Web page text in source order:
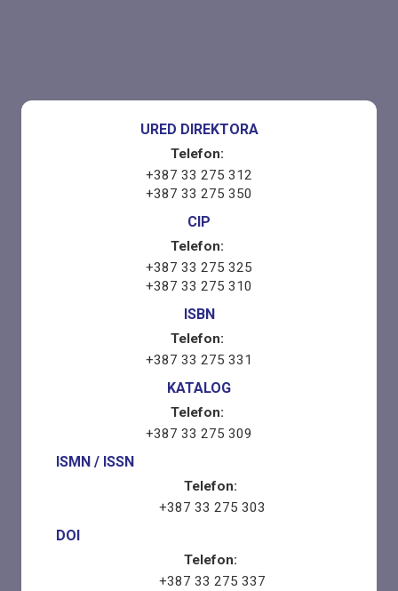
URED DIREKTORA
Telefon:
+387 33 275 312
+387 33 275 350
CIP
Telefon:
+387 33 275 325
+387 33 275 310
ISBN
Telefon:
+387 33 275 331
KATALOG
Telefon:
+387 33 275 309
ISMN / ISSN
Telefon:
+387 33 275 303
DOI
Telefon:
+387 33 275 337